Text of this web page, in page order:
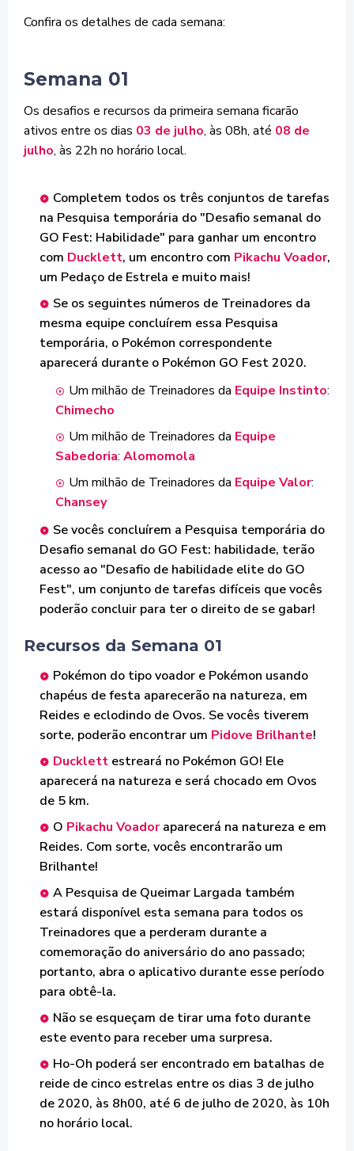
Confira os detalhes de cada semana:
Semana 01
Os desafios e recursos da primeira semana ficarão
ativos entre os dias 03 de julho, às 08h, até 08 de
julho, às 22h no horário local.
Completem todos os três conjuntos de tarefas
na Pesquisa temporária do "Desafio semanal do
GO Fest: Habilidade" para ganhar um encontro
com Ducklett, um encontro com Pikachu Voador,
um Pedaço de Estrela e muito mais!
Se os seguintes números de Treinadores da
mesma equipe concluírem essa Pesquisa
temporária, o Pokémon correspondente
aparecerá durante o Pokémon GO Fest 2020.
Um milhão de Treinadores da Equipe Instinto:
Chimecho
Um milhão de Treinadores da Equipe
Sabedoria: Alomomola
Um milhão de Treinadores da Equipe Valor:
Chansey
Se vocês concluírem a Pesquisa temporária do
Desafio semanal do GO Fest: habilidade, terão
acesso ao "Desafio de habilidade elite do GO
Fest", um conjunto de tarefas difíceis que vocês
poderão concluir para ter o direito de se gabar!
Recursos da Semana 01
Pokémon do tipo voador e Pokémon usando
chapéus de festa aparecerão na natureza, em
Reides e eclodindo de Ovos. Se vocês tiverem
sorte, poderão encontrar um Pidove Brilhante!
Ducklett estreará no Pokémon GO! Ele
aparecerá na natureza e será chocado em Ovos
de 5 km.
O Pikachu Voadoraparecerá na natureza e em
Reides. Com sorte, vocês encontrarão um
Brilhante!
A Pesquisa de Queimar Largada também
estará disponível esta semana para todos os
Treinadores que a perderam durante a
comemoração do aniversário do ano passado;
portanto, abra o aplicativo durante esse período
para obtê-la.
Não se esqueçam de tirar uma foto durante
este evento para receber uma surpresa.
Ho-Oh poderá ser encontrado em batalhas de
reide de cinco estrelas entre os dias 3 de julho
de 2020, às 8h00, até 6 de julho de 2020, às 10h
no horário local.